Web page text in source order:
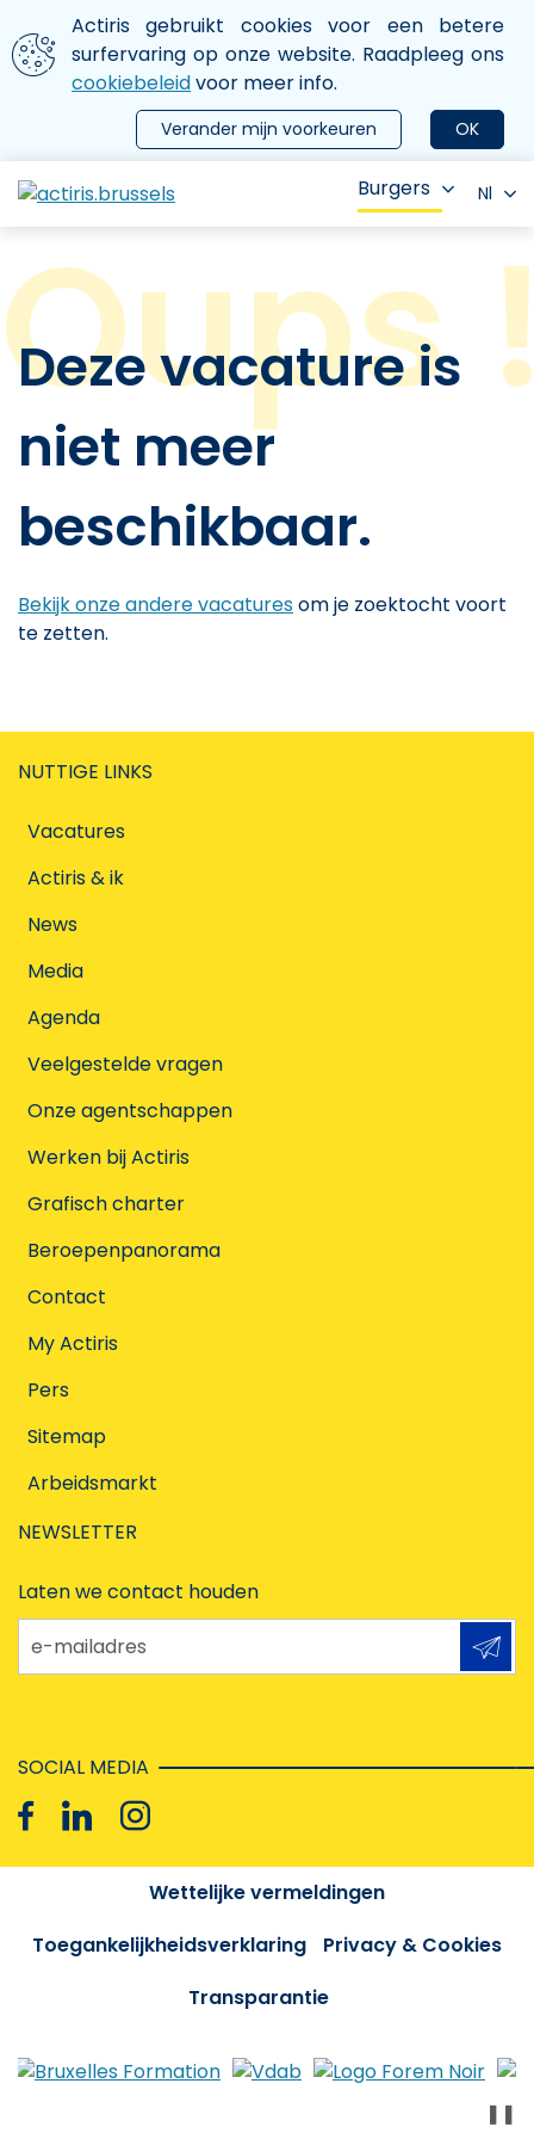
Aller au contenu principal
We gebruiken cookies
Actiris gebruikt cookies voor een betere
surfervaring op onze website. Raadpleeg ons
cookiebeleidvoor meer info.
OK
Verander mijn voorkeuren
le menu
Burgers Nl
Deze vacature is
niet meer
beschikbaar.
Bekijk onze andere vacaturesom je zoektocht voort
te zetten.
NUTTIGE LINKS
Vacatures
Actiris & ik
News
Media
Agenda
Veelgestelde vragen
Onze agentschappen
Werken bij Actiris
Grafisch charter
Beroepenpanorama
Contact
My Actiris
Pers
Sitemap
Arbeidsmarkt
NEWSLETTER
Laten we contact houden
e-mailadres
SOCIAL MEDIA
Wettelijke vermeldingen
Toegankelijkheidsverklaring
Privacy & Cookies
Transparantie
❚❚